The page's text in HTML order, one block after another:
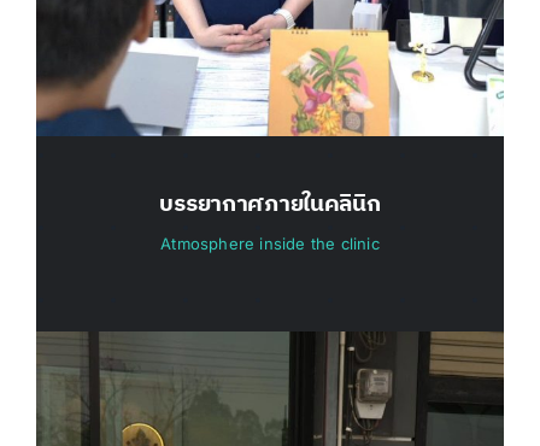
บรรยากาศภายในคลินิก
Atmosphere inside the clinic